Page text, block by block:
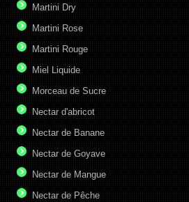
Martini Dry
Martini Rose
Martini Rouge
Miel Liquide
Morceau de Sucre
Nectar d'abricot
Nectar de Banane
Nectar de Goyave
Nectar de Mangue
Nectar de Pêche